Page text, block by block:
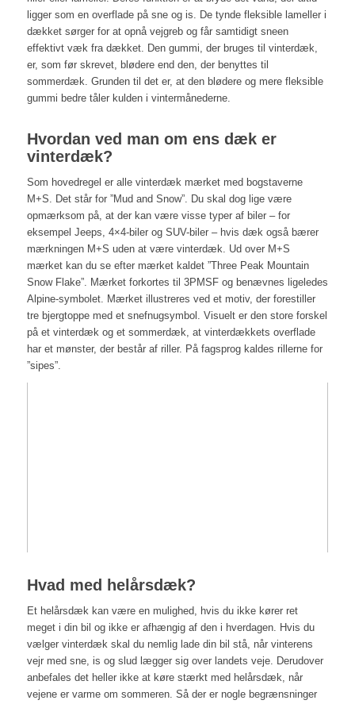
ligger som en overflade på sne og is. De tynde fleksible lameller i
dækket sørger for at opnå vejgreb og får samtidigt sneen
effektivt væk fra dækket. Den gummi, der bruges til vinterdæk,
er, som før skrevet, blødere end den, der benyttes til
sommerdæk. Grunden til det er, at den blødere og mere fleksible
gummi bedre tåler kulden i vintermånederne.
Hvordan ved man om ens dæk er
vinterdæk?
Som hovedregel er alle vinterdæk mærket med bogstaverne
M+S. Det står for ”Mud and Snow”. Du skal dog lige være
opmærksom på, at der kan være visse typer af biler – for
eksempel Jeeps, 4×4-biler og SUV-biler – hvis dæk også bærer
mærkningen M+S uden at være vinterdæk. Ud over M+S
mærket kan du se efter mærket kaldet ”Three Peak Mountain
Snow Flake”. Mærket forkortes til 3PMSF og benævnes ligeledes
Alpine-symbolet. Mærket illustreres ved et motiv, der forestiller
tre bjergtoppe med et snefnugsymbol. Visuelt er den store forskel
på et vinterdæk og et sommerdæk, at vinterdækkets overflade
har et mønster, der består af riller. På fagsprog kaldes rillerne for
”sipes”.
Hvad med helårsdæk?
Et helårsdæk kan være en mulighed, hvis du ikke kører ret
meget i din bil og ikke er afhængig af den i hverdagen. Hvis du
vælger vinterdæk skal du nemlig lade din bil stå, når vinterens
vejr med sne, is og slud lægger sig over landets veje. Derudover
anbefales det heller ikke at køre stærkt med helårsdæk, når
vejene er varme om sommeren. Så der er nogle begrænsninger